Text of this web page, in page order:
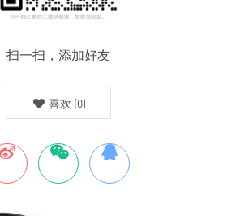
扫一扫，添加好友
喜欢 (0)